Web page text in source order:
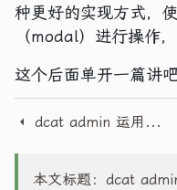
种更好的实现方式，
（modal）进行操作
这个后面单开一篇讲吧
dcat admin 运用工具表单在列表中制作一个弹出编辑框
本文标题：dcat